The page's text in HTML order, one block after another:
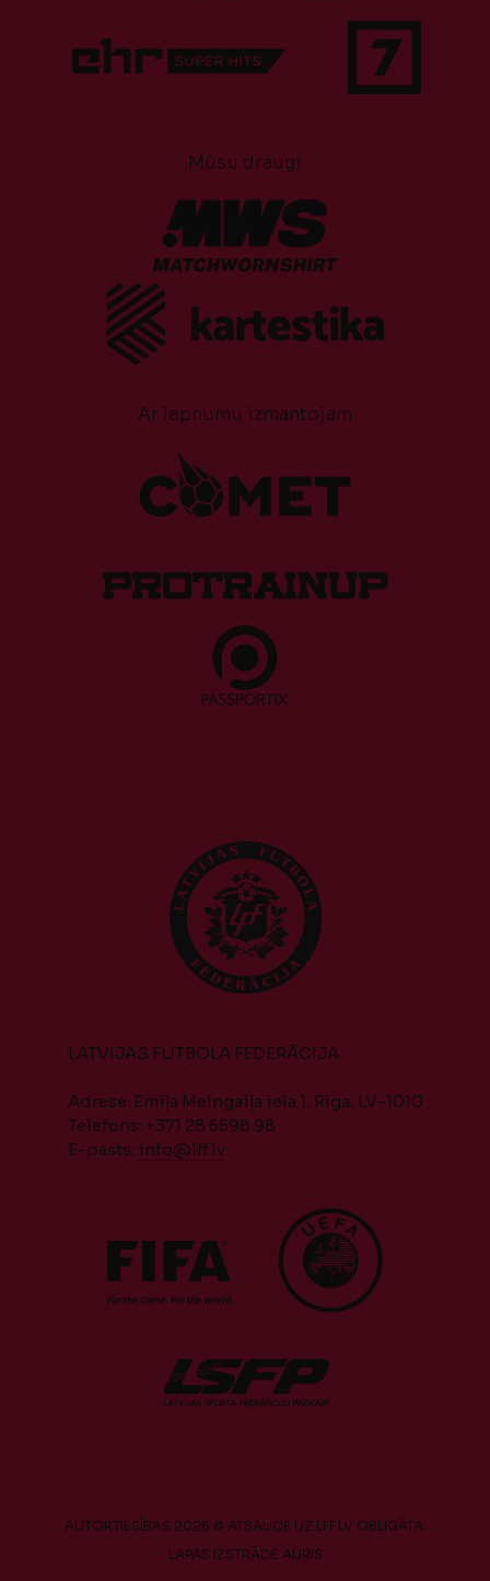
Mūsu draugi
Ar lepnumu izmantojam
LATVIJAS FUTBOLA FEDERĀCIJA
Adrese: Emiļa Melngaiļa iela 1, Rīga, LV-1010
Telefons: +371 28 5598 98
E-pasts: info@lff.lv
AUTORTIESĪBAS 2026 © ATSAUCE UZ LFF.LV OBLIGĀTA.
LAPAS IZSTRĀDE AURIS